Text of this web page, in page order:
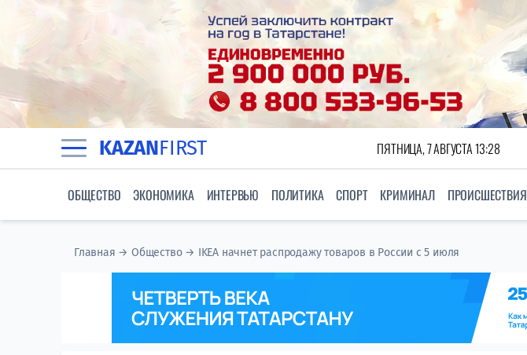
KAZANFIRST ПЯТНИЦА, 7 АВГУСТА 13:28
ОБЩЕСТВО ЭКОНОМИКА ИНТЕРВЬЮ ПОЛИТИКА СПОРТ КРИМИНАЛ ПРОИСШЕСТВИЯ
Главная →Общество→ IKEA начнет распродажу товаров в России с 5 июля